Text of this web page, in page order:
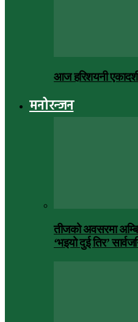
आज हरिशयनी
मनोरन्जन
तीजको अवसरमा
‘भइयो दुई तिर’